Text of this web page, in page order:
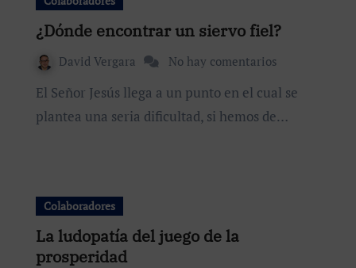
¿Dónde encontrar un siervo fiel?
David Vergara No hay comentarios
El Señor Jesús llega a un punto en el cual se
plantea una seria dificultad, si hemos de…
Colaboradores
La ludopatía del juego de la
prosperidad